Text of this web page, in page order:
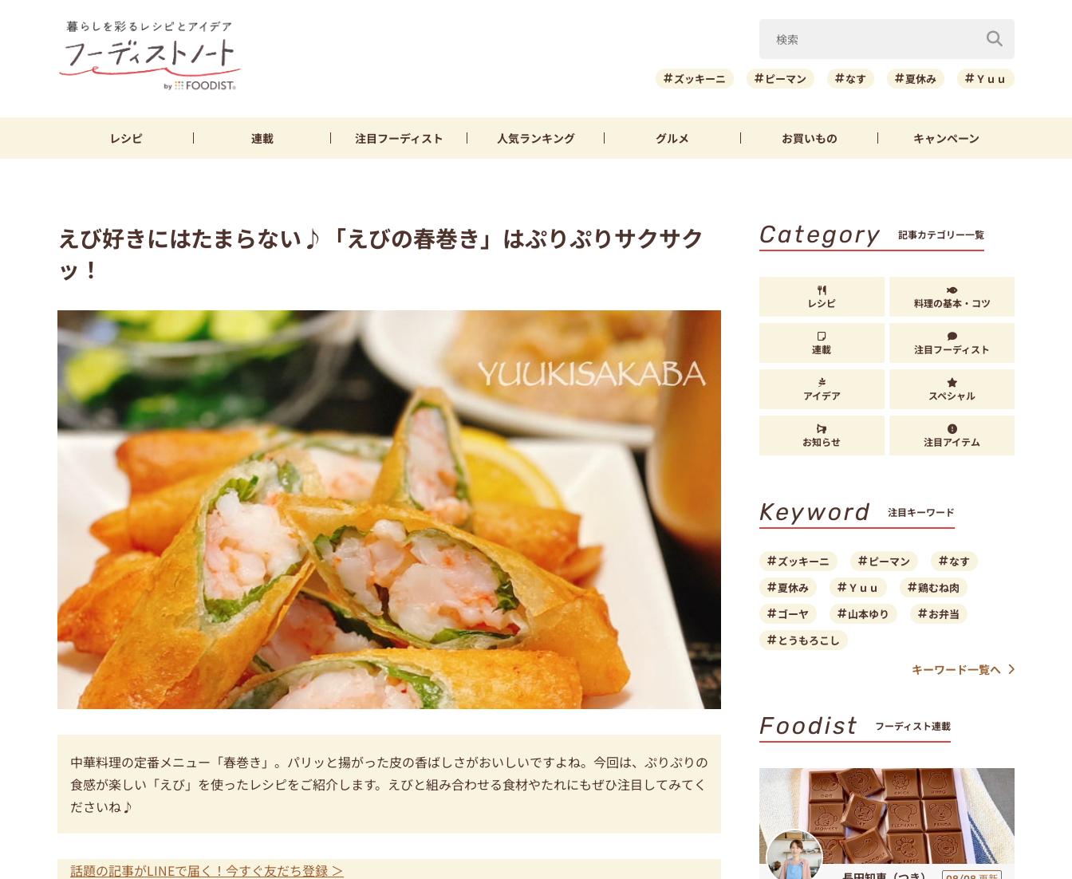
ズッキーニ ピーマン なす 夏休み Ｙｕｕ
レシピ 連載 注目フーディスト 人気ランキング グルメ お買いもの キャンペーン
えび好きにはたまらない♪「えびの春巻き」はぷりぷりサクサク
ッ！
中華料理の定番メニュー「春巻き」。パリッと揚がった皮の香ばしさがおいしいですよね。今回は、ぷりぷりの
食感が楽しい「えび」を使ったレシピをご紹介します。えびと組み合わせる食材やたれにもぜひ注目してみてく
ださいね♪
話題の記事がLINEで届く！今すぐ友だち登録 ＞
Category 記事カテゴリー一覧
レシピ 料理の基本・コツ
連載 注目フーディスト
アイデア スペシャル
お知らせ 注目アイテム
Keyword 注目キーワード
ズッキーニ ピーマン
なす
夏休み
Ｙｕｕ
鶏むね肉
ゴーヤ
山本ゆり
お弁当
とうもろこし
キーワード一覧へ
Foodist フーディスト連載